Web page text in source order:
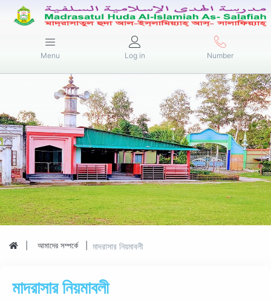
Menu Log in Number
আমাদের সম্পর্কে মাদরাসার নিয়মাবলী
মাদরাসার নিয়মাবলী